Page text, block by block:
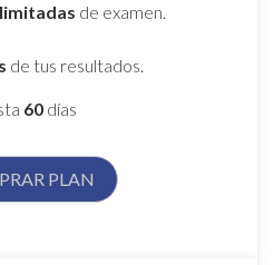
de examen.
de tus resultados.
60días
PLAN